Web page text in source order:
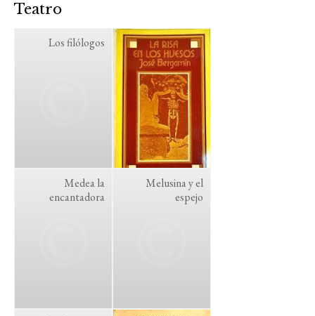
Teatro
Los filólogos
Medea la
encantadora
Melusina y el
espejo